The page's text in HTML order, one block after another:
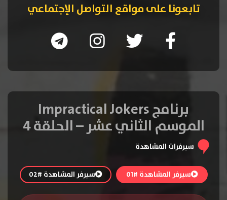
تابعونا على مواقع التواصل الإجتماعي
برنامج Impractical Jokers
الموسم الثاني عشر – الحلقة 4
سيرفرات المشاهدة
سيرفر المشاهدة #01 سيرفر المشاهدة #02